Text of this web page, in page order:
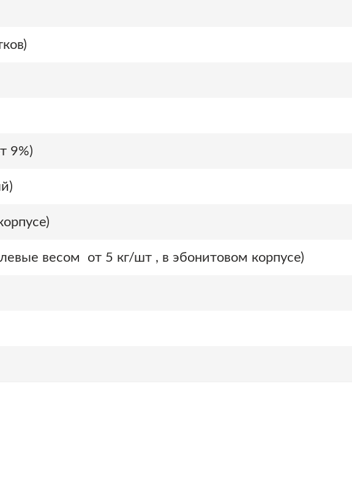
9%)
весом от 5 кг/шт , в эбонитовом корпусе)